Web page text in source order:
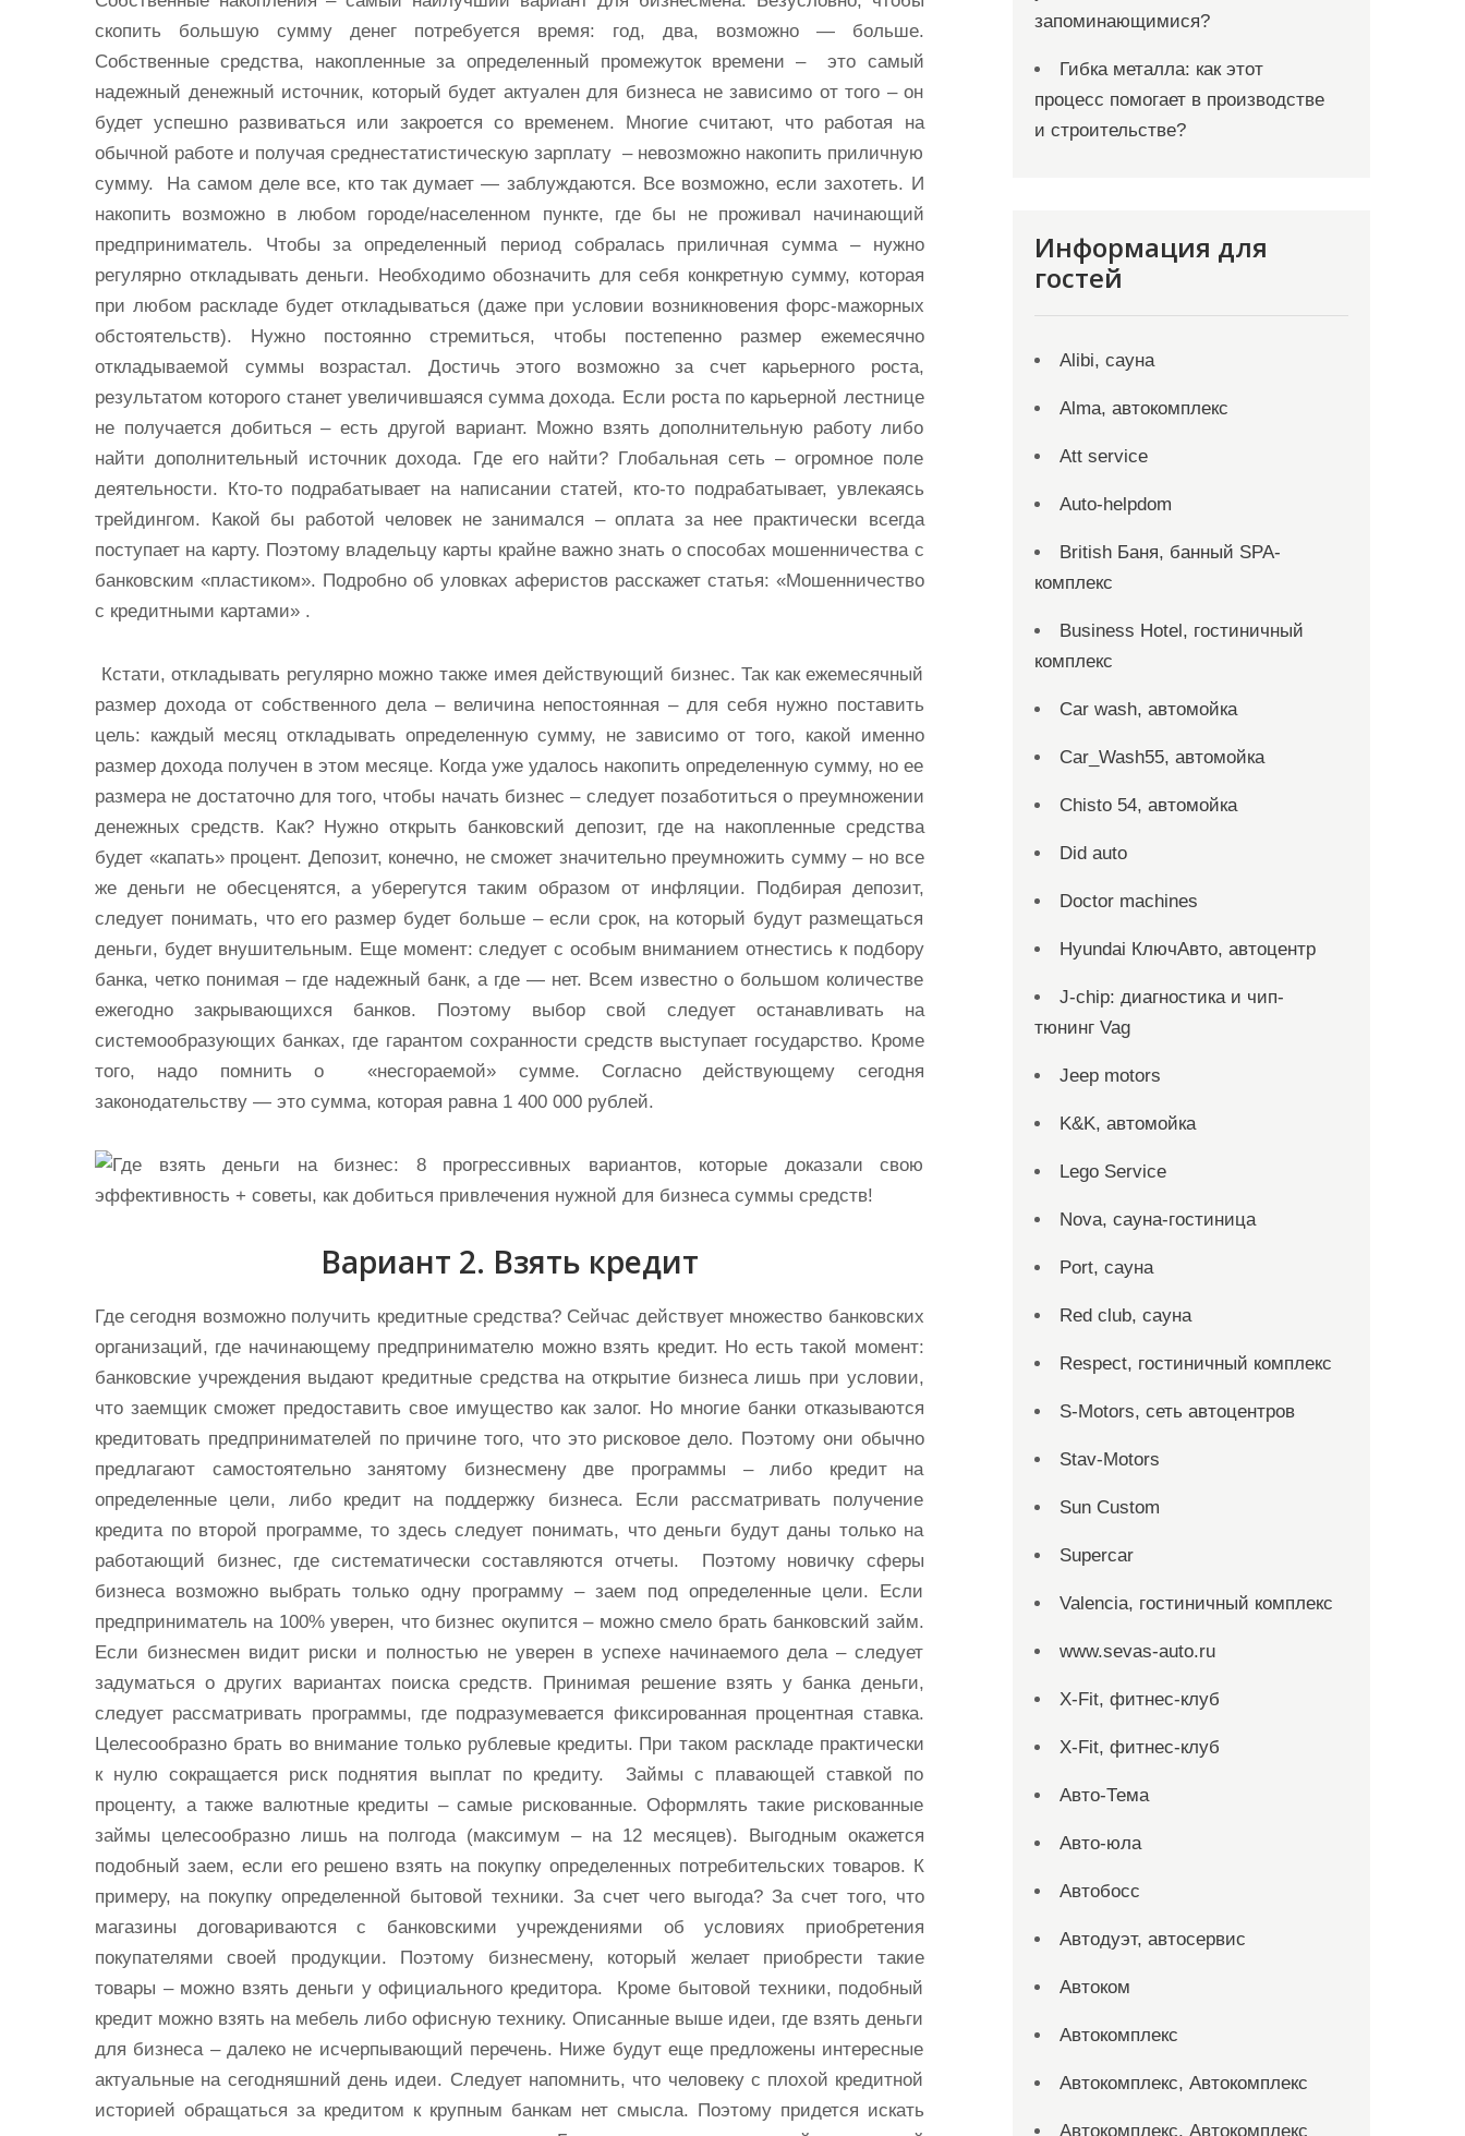
скопить большую сумму денег потребуется время: год, два, возможно — больше.
Собственные средства, накопленные за определенный промежуток времени – это самый
надежный денежный источник, который будет актуален для бизнеса не зависимо от того – он
будет успешно развиваться или закроется со временем. Многие считают, что работая на
обычной работе и получая среднестатистическую зарплату – невозможно накопить приличную
сумму. На самом деле все, кто так думает — заблуждаются. Все возможно, если захотеть. И
накопить возможно в любом городе/населенном пункте, где бы не проживал начинающий
предприниматель. Чтобы за определенный период собралась приличная сумма – нужно
регулярно откладывать деньги. Необходимо обозначить для себя конкретную сумму, которая
при любом раскладе будет откладываться (даже при условии возникновения форс-мажорных
обстоятельств). Нужно постоянно стремиться, чтобы постепенно размер ежемесячно
откладываемой суммы возрастал. Достичь этого возможно за счет карьерного роста,
результатом которого станет увеличившаяся сумма дохода. Если роста по карьерной лестнице
не получается добиться – есть другой вариант. Можно взять дополнительную работу либо
найти дополнительный источник дохода. Где его найти? Глобальная сеть – огромное поле
деятельности. Кто-то подрабатывает на написании статей, кто-то подрабатывает, увлекаясь
трейдингом. Какой бы работой человек не занимался – оплата за нее практически всегда
поступает на карту. Поэтому владельцу карты крайне важно знать о способах мошенничества с
банковским «пластиком». Подробно об уловках аферистов расскажет статья: «Мошенничество
с кредитными картами» .
Кстати, откладывать регулярно можно также имея действующий бизнес. Так как ежемесячный
размер дохода от собственного дела – величина непостоянная – для себя нужно поставить
цель: каждый месяц откладывать определенную сумму, не зависимо от того, какой именно
размер дохода получен в этом месяце. Когда уже удалось накопить определенную сумму, но ее
размера не достаточно для того, чтобы начать бизнес – следует позаботиться о преумножении
денежных средств. Как? Нужно открыть банковский депозит, где на накопленные средства
будет «капать» процент. Депозит, конечно, не сможет значительно преумножить сумму – но все
же деньги не обесценятся, а уберегутся таким образом от инфляции. Подбирая депозит,
следует понимать, что его размер будет больше – если срок, на который будут размещаться
деньги, будет внушительным. Еще момент: следует с особым вниманием отнестись к подбору
банка, четко понимая – где надежный банк, а где — нет. Всем известно о большом количестве
ежегодно закрывающихся банков. Поэтому выбор свой следует останавливать на
системообразующих банках, где гарантом сохранности средств выступает государство. Кроме
того, надо помнить о «несгораемой» сумме. Согласно действующему сегодня
законодательству — это сумма, которая равна 1 400 000 рублей.
Вариант 2. Взять кредит
Где сегодня возможно получить кредитные средства? Сейчас действует множество банковских
организаций, где начинающему предпринимателю можно взять кредит. Но есть такой момент:
банковские учреждения выдают кредитные средства на открытие бизнеса лишь при условии,
что заемщик сможет предоставить свое имущество как залог. Но многие банки отказываются
кредитовать предпринимателей по причине того, что это рисковое дело. Поэтому они обычно
предлагают самостоятельно занятому бизнесмену две программы – либо кредит на
определенные цели, либо кредит на поддержку бизнеса. Если рассматривать получение
кредита по второй программе, то здесь следует понимать, что деньги будут даны только на
работающий бизнес, где систематически составляются отчеты. Поэтому новичку сферы
бизнеса возможно выбрать только одну программу – заем под определенные цели. Если
предприниматель на 100% уверен, что бизнес окупится – можно смело брать банковский займ.
Если бизнесмен видит риски и полностью не уверен в успехе начинаемого дела – следует
задуматься о других вариантах поиска средств. Принимая решение взять у банка деньги,
следует рассматривать программы, где подразумевается фиксированная процентная ставка.
Целесообразно брать во внимание только рублевые кредиты. При таком раскладе практически
к нулю сокращается риск поднятия выплат по кредиту. Займы с плавающей ставкой по
проценту, а также валютные кредиты – самые рискованные. Оформлять такие рискованные
займы целесообразно лишь на полгода (максимум – на 12 месяцев). Выгодным окажется
подобный заем, если его решено взять на покупку определенных потребительских товаров. К
примеру, на покупку определенной бытовой техники. За счет чего выгода? За счет того, что
магазины договариваются с банковскими учреждениями об условиях приобретения
покупателями своей продукции. Поэтому бизнесмену, который желает приобрести такие
товары – можно взять деньги у официального кредитора. Кроме бытовой техники, подобный
кредит можно взять на мебель либо офисную технику. Описанные выше идеи, где взять деньги
для бизнеса – далеко не исчерпывающий перечень. Ниже будут еще предложены интересные
актуальные на сегодняшний день идеи. Следует напомнить, что человеку с плохой кредитной
историей обращаться за кредитом к крупным банкам нет смысла. Поэтому придется искать
запоминающимися?
Гибка металла: как этот
процесс помогает в производстве
и строительстве?
Информация для
гостей
Alibi, сауна
Alma, автокомплекс
Att service
Auto-helpdom
British Баня, банный SPA-
комплекс
Business Hotel, гостиничный
комплекс
Car wash, автомойка
Car_Wash55, автомойка
Chisto 54, автомойка
Did auto
Doctor machines
Hyundai КлючАвто, автоцентр
J-chip: диагностика и чип-
тюнинг Vag
Jeep motors
K&K, автомойка
Lego Service
Nova, сауна-гостиница
Port, сауна
Red сlub, сауна
Respect, гостиничный комплекс
S-Motors, сеть автоцентров
Stav-Motors
Sun Custom
Supercar
Valencia, гостиничный комплекс
www.sevas-auto.ru
X-Fit, фитнес-клуб
X-Fit, фитнес-клуб
Авто-Тема
Авто-юла
Автобосс
Автодуэт, автосервис
Автоком
Автокомплекс
Автокомплекс, Автокомплекс
Автокомплекс, Автокомплекс